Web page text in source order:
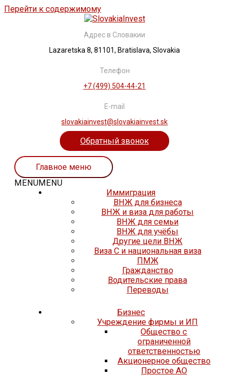
Перейти к содержимому
Адрес в Словакии
Lazaretska 8, 81101, Bratislava, Slovakia
Телефон
+7 (499) 504-44-21
E-mail
slovakiainvest@slovakiainvest.sk
Обратный звонок
Главное меню
MENUMENU
Иммиграция
ВНЖ для бизнеса
ВНЖ и виза для работы
ВНЖ для семьи
ВНЖ для учёбы
Другие цели ВНЖ
Виза C и национальная виза
ПМЖ
Гражданство
Водительские права
Переводы
Бизнес
Учреждение фирмы и ИП
Общество с
ограниченной
ответственностью
Акционерное общество
Простое АО